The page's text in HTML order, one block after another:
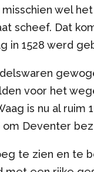
wel
scheef. Dat
in 1528 werd
voor het
is nu al
Deventer
te zien en te